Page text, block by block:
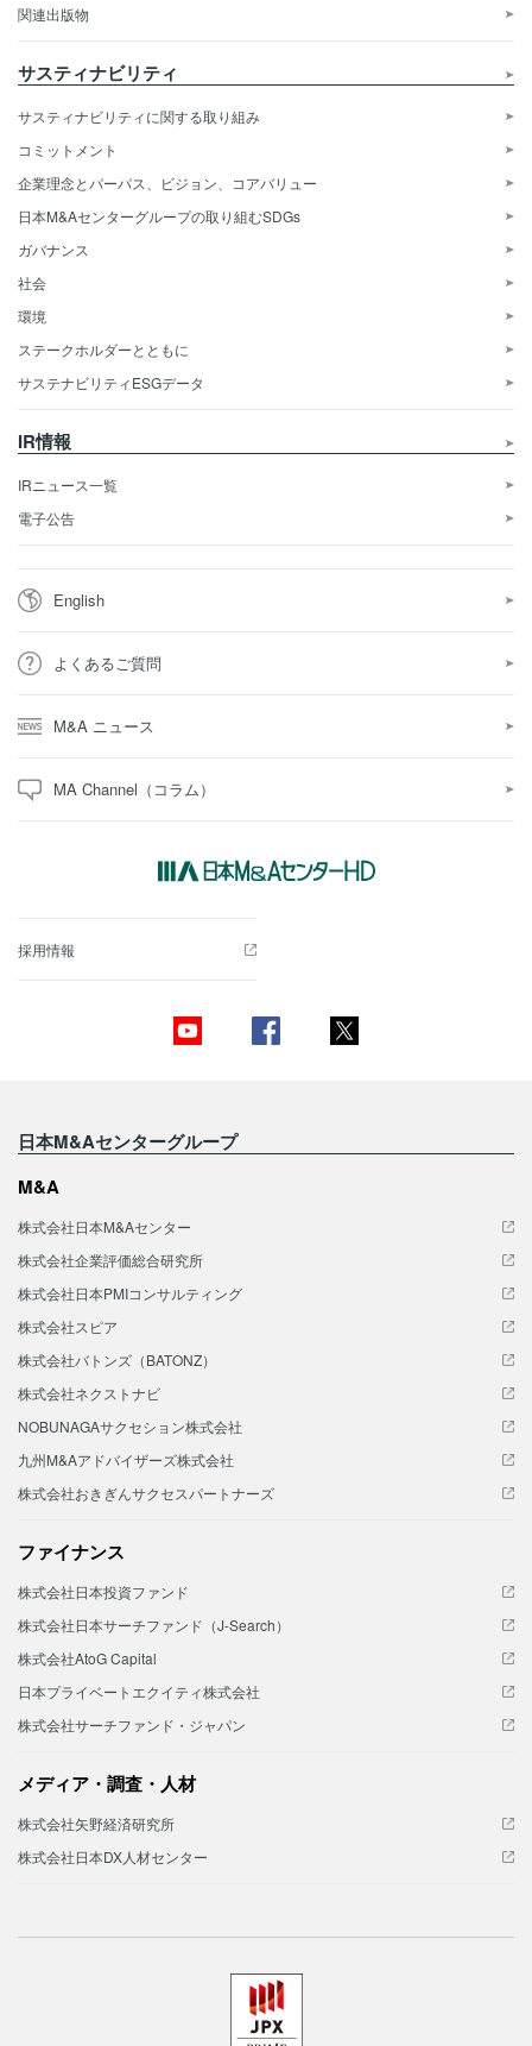
関連出版物
サスティナビリティ
サスティナビリティに関する取り組み
コミットメント
企業理念とパーパス、ビジョン、コアバリュー
日本M&Aセンターグループの取り組むSDGs
ガバナンス
社会
環境
ステークホルダーとともに
サステナビリティESGデータ
IR情報
IRニュース一覧
電子公告
English
よくあるご質問
M&A ニュース
MA Channel（コラム）
採用情報
日本M&Aセンターグループ
M&A
株式会社日本M&Aセンター
株式会社企業評価総合研究所
株式会社日本PMIコンサルティング
株式会社スピア
株式会社バトンズ（BATONZ）
株式会社ネクストナビ
NOBUNAGAサクセション株式会社
九州M&Aアドバイザーズ株式会社
株式会社おきぎんサクセスパートナーズ
ファイナンス
株式会社日本投資ファンド
株式会社日本サーチファンド（J-Search）
株式会社AtoG Capital
日本プライベートエクイティ株式会社
株式会社サーチファンド・ジャパン
メディア・調査・人材
株式会社矢野経済研究所
株式会社日本DX人材センター